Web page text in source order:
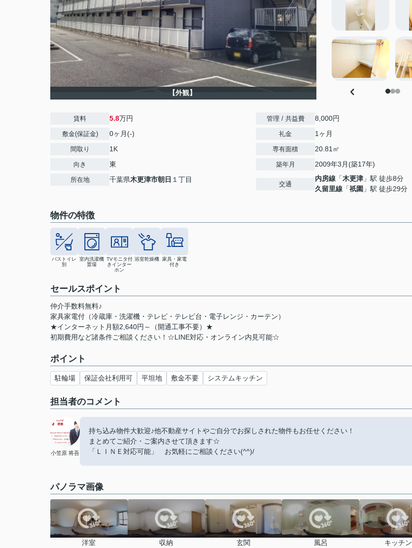
【外観】
賃料 5.8万円
敷金(保証金) 0ヶ月(-)
間取り 1K
向き 東
所在地 千葉県木更津市朝日 １丁目
管理 / 共益費 8,000円
礼金 1ヶ月
専有面積 20.81㎡
築年月 2009年3月(築17年)
交通
内房線 「木更津 」駅 徒歩8分
久留里線 「祇園 」駅 徒歩29分
物件の特徴
バストイレ
別
室内洗濯機
置場
TVモニタ付
きインター
ホン
浴室乾燥機 家具・家電
付き
セールスポイント
仲介手数料無料♪
家具家電付（冷蔵庫・洗濯機・テレビ・テレビ台・電子レンジ・カーテン）
★インターネット月額2,640円～（開通工事不要）★
初期費用など諸条件ご相談ください！☆LINE対応・オンライン内見可能☆
ポイント
駐輪場 保証会社利用可 平坦地 敷金不要 システムキッチン
担当者のコメント
小笠原 将吾
持ち込み物件大歓迎♪他不動産サイトやご自分でお探しされた物件もお任せください！
まとめてご紹介・ご案内させて頂きます☆
「ＬＩＮＥ対応可能」 お気軽にご相談ください(^^)/
パノラマ画像
洋室 収納 玄関 風呂 キッチン